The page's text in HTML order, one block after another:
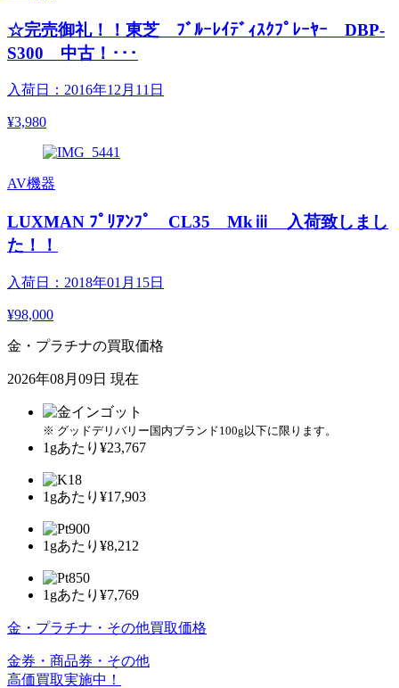
☆完売御礼！！東芝 ﾌﾞﾙｰﾚｲﾃﾞｨｽｸﾌﾟﾚｰﾔｰ DBP-
S300 中古！･･･
入荷日：2016年12月11日
¥3,980
AV機器
LUXMAN ﾌﾟﾘｱﾝﾌﾟ CL35 Mkⅲ 入荷致しまし
た！！
入荷日：2018年01月15日
¥98,000
金・プラチナの買取価格
2026年08月09日 現在
※ グッドデリバリー国内ブランド100g以下に限ります。
1gあたり ¥23,767
1gあたり ¥17,903
1gあたり ¥8,212
1gあたり ¥7,769
金・プラチナ・その他買取価格
金券・商品券・その他
高価買取実施中！